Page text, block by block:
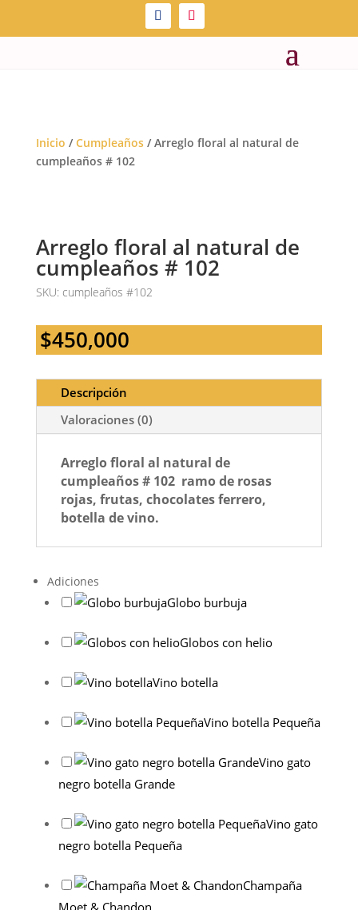
Inicio /Cumpleaños/ Arreglo floral al natural de
cumpleaños # 102
Arreglo floral al natural de
cumpleaños # 102
SKU: cumpleaños #102
$450,000
Descripción
Valoraciones (0)
Arreglo floral al natural de
cumpleaños # 102 ramo de rosas
rojas, frutas, chocolates ferrero,
botella de vino.
Adiciones
Globo burbuja
Globos con helio
Vino botella
Vino botella Pequeña
Vino gato
negro botella Grande
Vino gato
negro botella Pequeña
Champaña
Moet & Chandon